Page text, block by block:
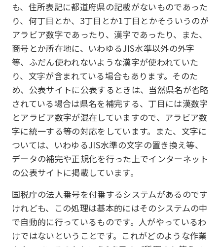
も、住所表記に都道府県の記載がないものであった
り、何丁目とか、3丁目とか1丁目とかそういうのが
アラビア数字であったり、漢字であったり、また、
商号とか所在地に、いわゆるJIS水準以外の外字
等、ふだん使われないような漢字が使われていた
り、文字が含まれている場合もあります。そのた
め、公表サイトに公表するときは、当然県名が省略
されている場合は県名を補完する、丁目には漢数字
とアラビア数字が混在していますので、アラビア数
字に統一する等の対応をしています。また、文字に
ついては、いわゆるJIS水準の文字の置き換え等、
データの補完や正規化を行った上でインターネット
の公表サイトに掲載しています。
国税庁の法人番号を付番するシステムがあるのです
けれども、この処理は基本的にはそのシステムの中
で自動的に行っているものです。人がやっているわ
けではないということです。これがどのような作業